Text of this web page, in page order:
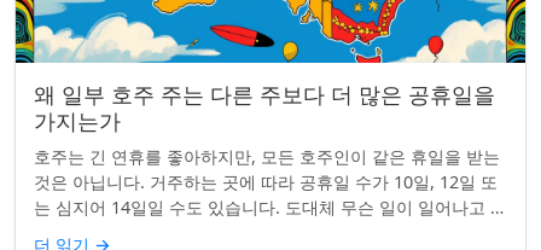
왜 일부 호주 주는 다른 주보다 더 많은 공휴일을
가지는가
호주는 긴 연휴를 좋아하지만, 모든 호주인이 같은 휴일을 받는
것은 아닙니다. 거주하는 곳에 따라 공휴일 수가 10일, 12일 또
는 심지어 14일일 수도 있습니다. 도대체 무슨 일이 일어나고 있
더 읽기 →